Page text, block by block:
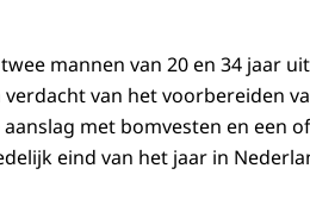
mannen van 20 en 34 jaar
van het voorbereiden
met bomvesten en een
eind van het jaar in